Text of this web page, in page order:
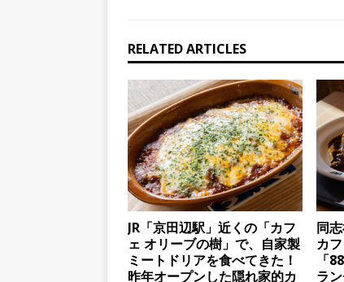
RELATED ARTICLES
JR「京田辺駅」近くの「カフ
ェ オリーブの樹」で、自家製
ミートドリアを食べてきた！
昨年オープンした隠れ家的カ
同
カ
「
ラ